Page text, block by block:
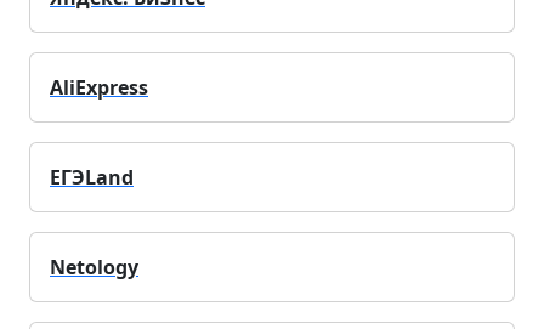
AliExpress
ЕГЭLand
Netology